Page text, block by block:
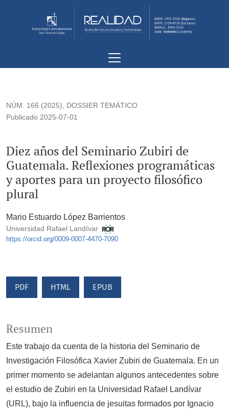
Diez años del Seminario Zubiri de Guatemala. Reflexiones
NÚM. 166 (2025) DOSSIER TEMÁTICO
Diez años del Seminario Zubiri de
Guatemala. Reflexiones programáticas
y aportes para un proyecto filosófico
plural
Publicado 2025-07-01
Mario Estuardo López Barrientos
Universidad Rafael Landívar
https://orcid.org/0009-0007-4470-7090
PDF HTML EPUB
Resumen
Este trabajo da cuenta de la historia del Seminario de
Investigación Filosófica Xavier Zubiri de Guatemala. En un
primer momento se adelantan algunos antecedentes sobre
el estudio de Zubiri en la Universidad Rafael Landívar
(URL), bajo la influencia de jesuitas formados por Ignacio